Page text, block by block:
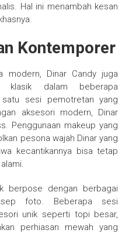
Hal ini menambah kesan
Kontemporer
modern, Dinar Candy juga
klasik dalam beberapa
satu sesi pemotretan yang
aksesori modern, Dinar
Penggunaan makeup yang
pesona wajah Dinar yang
kecantikannya bisa tetap
berpose dengan berbagai
foto. Beberapa sesi
unik seperti topi besar,
perhiasan mewah yang